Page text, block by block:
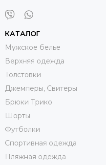
КАТАЛОГ
Мужское белье
Верхняя одежда
Толстовки
Джемперы, Свитеры
Брюки Трико
Шорты
Футболки
Спортивная одежда
Пляжная одежда